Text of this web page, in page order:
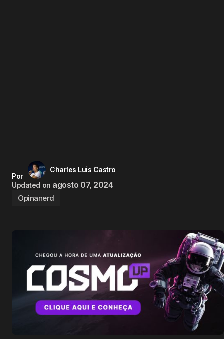
Por
Charles Luis Castro
Updated on agosto 07, 2024
Opinanerd